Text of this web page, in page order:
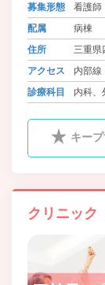
募集形態
看護師
配属
病棟
住所
三重県
アクセス
内部線
内部線
診療科目
内科、
内科、
キー
クリニック